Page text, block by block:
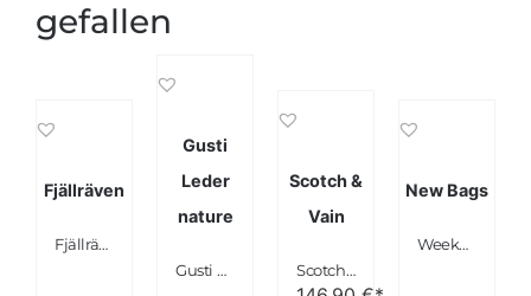
gefallen
Fjällräven
Fjällräven Seesack Duffel No. 4
Gusti
Leder
nature
Gusti Leder nature “Harley” Weekender braun
Scotch &
Vain
Scotch & Vain CHESTER Weekender Sporttasche echt Leder hellbraun-cognac
New Bags
Weekender Handgepäck leicht Boardgepäck Schwarz